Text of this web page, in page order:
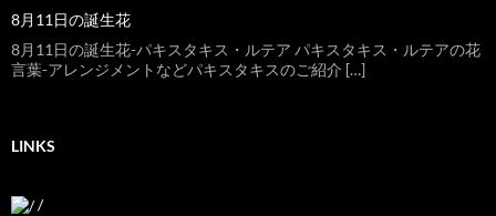
8月11日の誕生花
8月11日の誕生花-パキスタキス・ルテア パキスタキス・ルテアの花
言葉-アレンジメントなどパキスタキスのご紹介 […]
LINKS
/